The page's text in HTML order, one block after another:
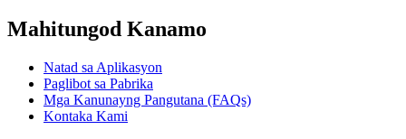
Mahitungod Kanamo
Natad sa Aplikasyon
Paglibot sa Pabrika
Mga Kanunayng Pangutana (FAQs)
Kontaka Kami